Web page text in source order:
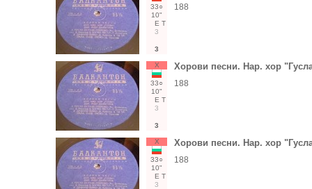
33○
10"
Е Т
3
3
188
Х
33○
10"
Е Т
3
3
Хорови песни. Нар. хор
188
Х
33○
10"
Е Т
3
Хорови песни. Нар. хор
188